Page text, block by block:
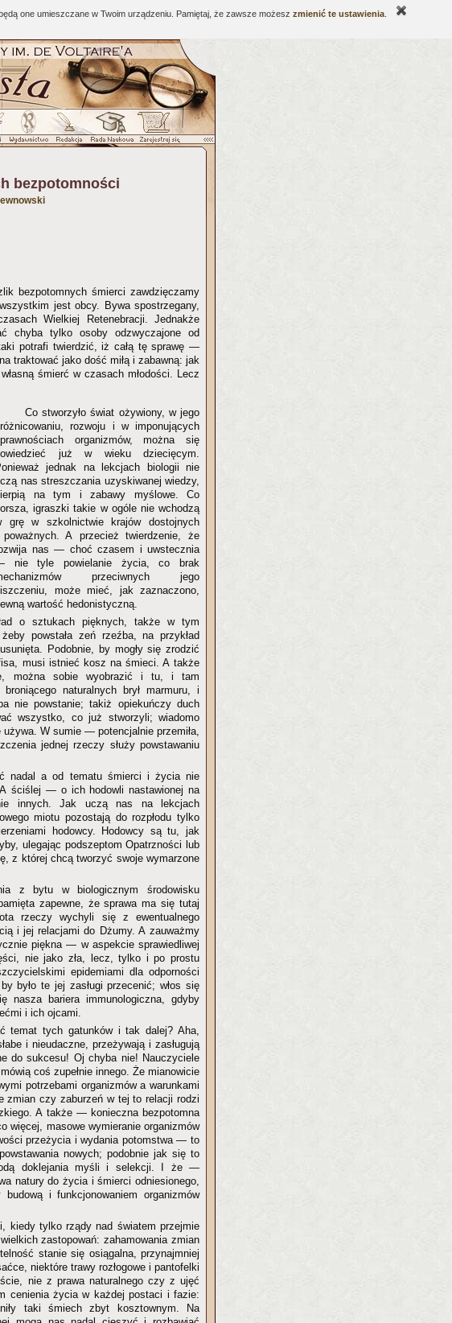
one umieszczane w Twoim urządzeniu. Pamiętaj, że zawsze możesz zmienić te ustawienia
bezpotomności
bezpotomnych śmierci zawdzięczamy
jest obcy. Bywa spostrzegany,
Wielkiej Retenebracji. Jednakże
chyba tylko osoby odzwyczajone od
potrafi twierdzić, iż całą tę sprawę —
traktować jako dość miłą i zabawną: jak
śmierć w czasach młodości. Lecz
Co stworzyło świat ożywiony, w jego
rozwoju i w imponujących
organizmów, można się
już w wieku dziecięcym.
jednak na lekcjach biologii nie
nas streszczania uzyskiwanej wiedzy,
na tym i zabawy myślowe. Co
igraszki takie w ogóle nie wchodzą
grę w szkolnictwie krajów dostojnych
A przecież twierdzenie, że
nas — choć czasem i uwstecznia
nie tyle powielanie życia, co brak
przeciwnych jego
może mieć, jak zaznaczono,
wartość hedonistyczną.
o sztukach pięknych, także w tym
powstała zeń rzeźba, na przykład
Podobnie, by mogły się zrodzić
musi istnieć kosz na śmieci. A także
można sobie wyobrazić i tu, i tam
naturalnych brył marmuru, i
nie powstanie; takiż opiekuńczy duch
wszystko, co już stworzyli; wiadomo
W sumie — potencjalnie przemiła,
jednej rzeczy służy powstawaniu
nadal a od tematu śmierci i życia nie
ściślej — o ich hodowli nastawionej na
innych. Jak uczą nas na lekcjach
miotu pozostają do rozpłodu tylko
hodowcy. Hodowcy są tu, jak
ulegając podszeptom Opatrzności lub
z której chcą tworzyć swoje wymarzone
z bytu w biologicznym środowisku
zapewne, że sprawa ma się tutaj
rzeczy wychyli się z ewentualnego
i jej relacjami do Dżumy. A zauważmy
piękna — w aspekcie sprawiedliwej
nie jako zła, lecz, tylko i po prostu
epidemiami dla odporności
było te jej zasługi przecenić; włos się
nasza bariera immunologiczna, gdyby
i ich ojcami.
temat tych gatunków i tak dalej? Aha,
i nieudaczne, przeżywają i zasługują
do sukcesu! Oj chyba nie! Nauczyciele
coś zupełnie innego. Że mianowicie
potrzebami organizmów a warunkami
zmian czy zaburzeń w tej to relacji rodzi
A także — konieczna bezpotomna
więcej, masowe wymieranie organizmów
przeżycia i wydania potomstwa — to
nowych; podobnie jak się to
doklejania myśli i selekcji. I że —
natury do życia i śmierci odniesionego,
i funkcjonowaniem organizmów
kiedy tylko rządy nad światem przejmie
zastopowań: zahamowania zmian
stanie się osiągalna, przynajmniej
niektóre trawy rozłogowe i pantofelki
nie z prawa naturalnego czy z ujęć
cenienia życia w każdej postaci i fazie:
taki śmiech zbyt kosztownym. Na